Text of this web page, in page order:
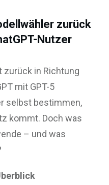
zurück
Nutzer
zurück in Richtung
mit GPT-5
selbst bestimmen,
kommt. Doch was
– und was